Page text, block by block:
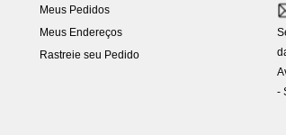
Meus Pedidos
Meus Endereços
Rastreie seu Pedido
-